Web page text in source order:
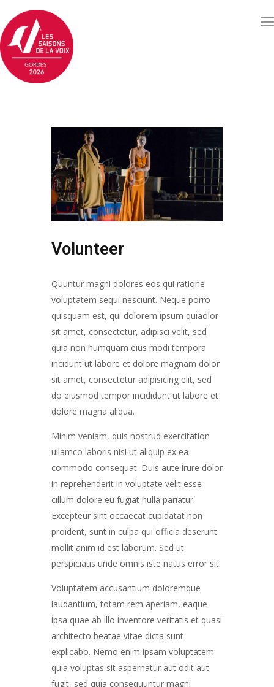
Qui sommes nous ?
Soutenez les Saisons de
la voix
Archives
Contacts
Volunteer
Quuntur magni dolores eos qui ratione
voluptatem sequi nesciunt. Neque porro
quisquam est, qui dolorem ipsum quiaolor
sit amet, consectetur, adipisci velit, sed
quia non numquam eius modi tempora
incidunt ut labore et dolore magnam dolor
sit amet, consectetur adipisicing elit, sed
do eiusmod tempor incididunt ut labore et
dolore magna aliqua.
Minim veniam, quis nostrud exercitation
ullamco laboris nisi ut aliquip ex ea
commodo consequat. Duis aute irure dolor
in reprehenderit in voluptate velit esse
cillum dolore eu fugiat nulla pariatur.
Excepteur sint occaecat cupidatat non
proident, sunt in culpa qui officia deserunt
mollit anim id est laborum. Sed ut
perspiciatis unde omnis iste natus error sit.
Voluptatem accusantium doloremque
laudantium, totam rem aperiam, eaque
ipsa quae ab illo inventore veritatis et quasi
architecto beatae vitae dicta sunt
explicabo. Nemo enim ipsam voluptatem
quia voluptas sit aspernatur aut odit aut
fugit, sed quia consequuntur magni